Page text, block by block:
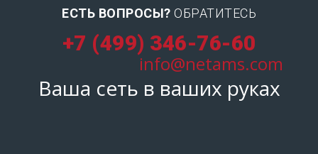
ЕСТЬ ВОПРОСЫ? ОБРАТИТЕСЬ
+7 (499) 346-76-60
info@netams.com
Ваша сеть в ваших руках